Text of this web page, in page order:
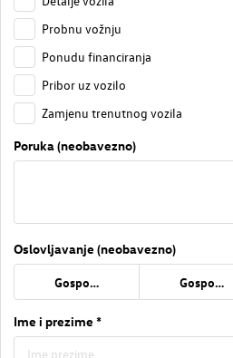
Probnu vožnju
Ponudu financiranja
Pribor uz vozilo
Zamjenu trenutnog vozila
Poruka (neobavezno)
Oslovljavanje (neobavezno)
Gospođa Gospodin
Ime i prezime *